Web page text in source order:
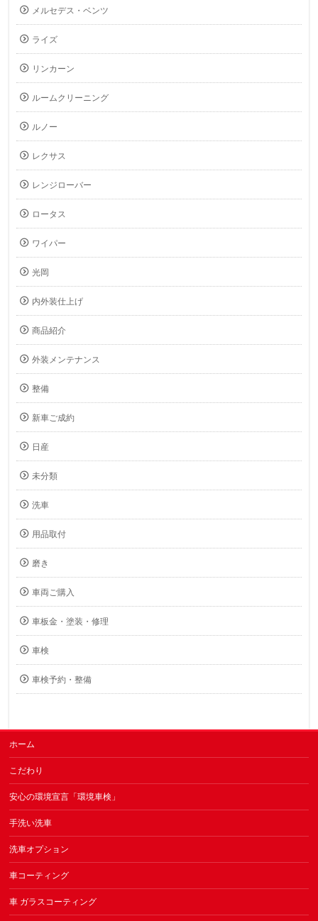
メルセデス・ベンツ
ライズ
リンカーン
ルームクリーニング
ルノー
レクサス
レンジローバー
ロータス
ワイパー
光岡
内外装仕上げ
商品紹介
外装メンテナンス
整備
新車ご成約
日産
未分類
洗車
用品取付
磨き
車両ご購入
車板金・塗装・修理
車検
車検予約・整備
ホーム
こだわり
安心の環境宣言「環境車検」
手洗い洗車
洗車オプション
車コーティング
車 ガラスコーティング